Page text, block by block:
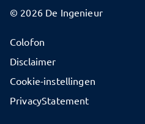
© 2026 De Ingenieur
Colofon
Disclaimer
Cookie-instellingen
PrivacyStatement